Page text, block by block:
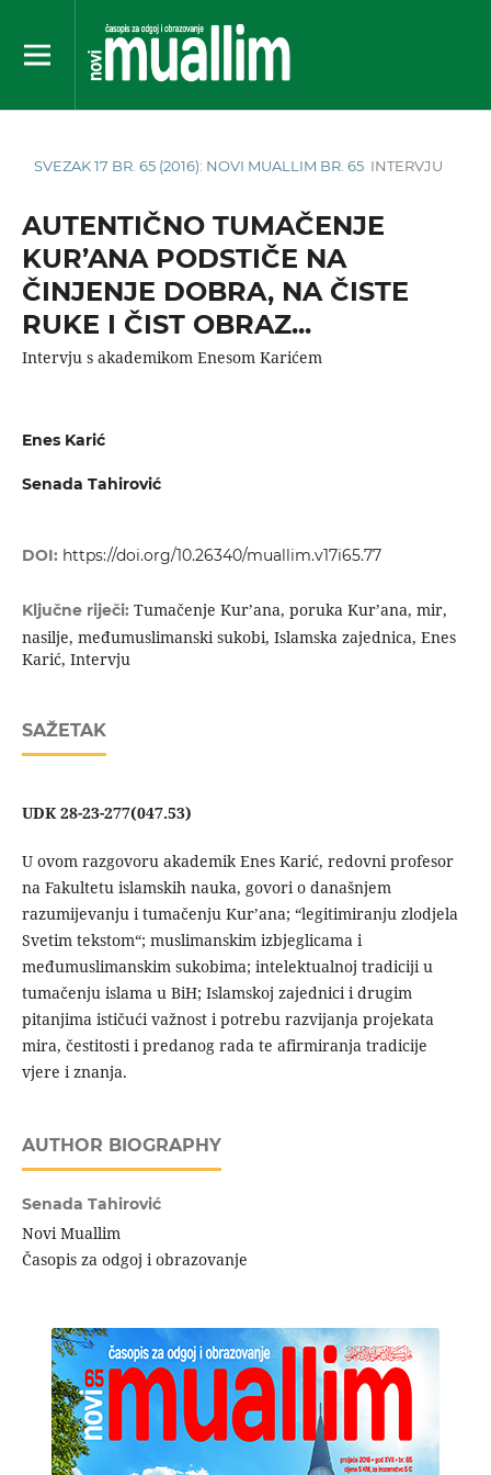
SVEZAK 17 BR. 65 (2016): NOVI MUALLIM BR. 65 INTERVJU
AUTENTIČNO TUMAČENJE
KUR’ANA PODSTIČE NA
ČINJENJE DOBRA, NA ČISTE
RUKE I ČIST OBRAZ...
Intervju s akademikom Enesom Karićem
Enes Karić
Senada Tahirović
DOI: https://doi.org/10.26340/muallim.v17i65.77
Ključne riječi: Tumačenje Kur’ana, poruka Kur’ana, mir,
nasilje, međumuslimanski sukobi, Islamska zajednica, Enes
Karić, Intervju
SAŽETAK
UDK 28-23-277(047.53)
U ovom razgovoru akademik Enes Karić, redovni profesor
na Fakultetu islamskih nauka, govori o današnjem
razumijevanju i tumačenju Kur’ana; “legitimiranju zlodjela
Svetim tekstom“; muslimanskim izbjeglicama i
međumuslimanskim sukobima; intelektualnoj tradiciji u
tumačenju islama u BiH; Islamskoj zajednici i drugim
pitanjima ističući važnost i potrebu razvijanja projekata
mira, čestitosti i predanog rada te afirmiranja tradicije
vjere i znanja.
AUTHOR BIOGRAPHY
Senada Tahirović
Novi Muallim
Časopis za odgoj i obrazovanje